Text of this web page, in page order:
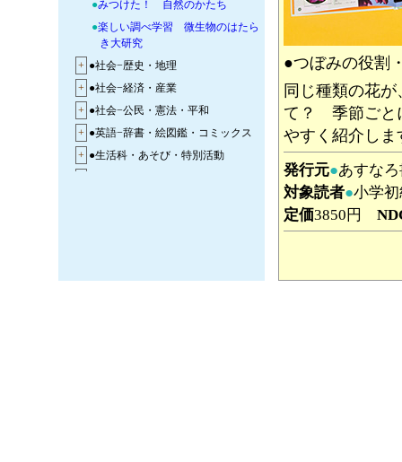
●みつけた！ 自然のかたち
●楽しい調べ学習 微生物のはたら
き大研究
+ ●社会−歴史・地理
+ ●社会−経済・産業
+ ●社会−公民・憲法・平和
+ ●英語−辞書・絵図鑑・コミックス
+ ●生活科・あそび・特別活動
+ ●学校菜園・学校田んぼ−農業・栽培
●つぼみの役割
同じ種類の花
て？ 季節ごと
やすく紹介しま
発行元●あすな
対象読者●小学
定価3850円